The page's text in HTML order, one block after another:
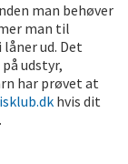
man behøver
man til
ud. Det
udstyr,
har prøvet at
hvis dit